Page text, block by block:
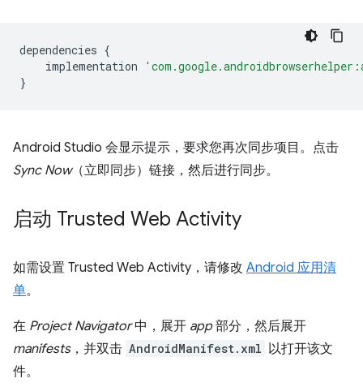
dependencies {
implementation
}
Android Studio 会显示提示，要求您再次同步项目。点击
Sync Now（立即同步）链接，然后进行同步。
启动 Trusted Web Activity
如需设置 Trusted Web Activity，请修改 Android 应用清
单。
在 Project Navigator中，展开 app部分，然后展开
manifests，并双击 AndroidManifest.xml 以打开该文
件。